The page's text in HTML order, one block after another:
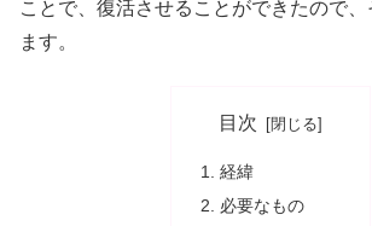
ことで、復活させることができたので
ます。
目次
経緯
必要なもの